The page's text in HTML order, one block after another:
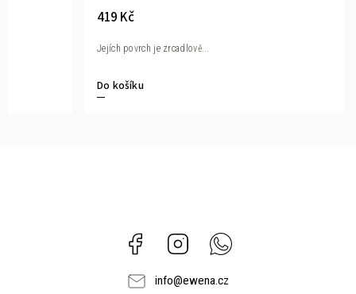
Délka řetízku 45 cm. Průměr...
Facebook Instagram
info@ewena.cz